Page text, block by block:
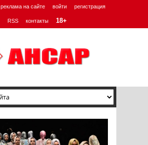
реклама на сайте войти регистрация
RSS контакты 18+